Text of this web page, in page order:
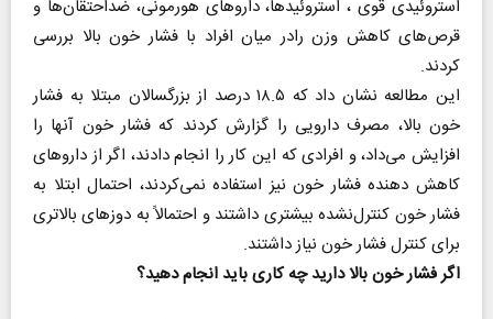
استروئیدی قوی ، استروئیدها، داروهای هورمونی، ضداحتقان‌ها و
قرص‌های کاهش وزن رادر میان افراد با فشار خون بالا بررسی
کردند.
این مطالعه نشان داد که ۱۸.۵ درصد از بزرگسالان مبتلا به فشار
خون بالا، مصرف دارویی را گزارش کردند که فشار خون آنها را
افزایش می‌داد، و افرادی که این کار را انجام دادند، اگر از داروهای
کاهش دهنده فشار خون نیز استفاده نمی‌کردند، احتمال ابتلا به
فشار خون کنترل‌نشده بیشتری داشتند و احتمالاً به دوزهای بالاتری
برای کنترل فشار خون نیاز داشتند.
اگر فشار خون بالا دارید چه کاری باید انجام دهید؟